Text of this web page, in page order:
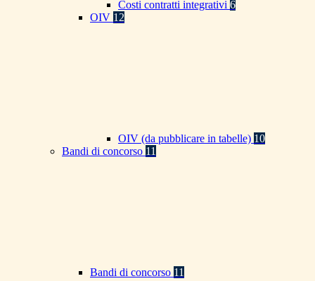
Costi contratti integrativi 6
OIV 12
OIV (da pubblicare in tabelle) 10
Bandi di concorso 11
Bandi di concorso 11